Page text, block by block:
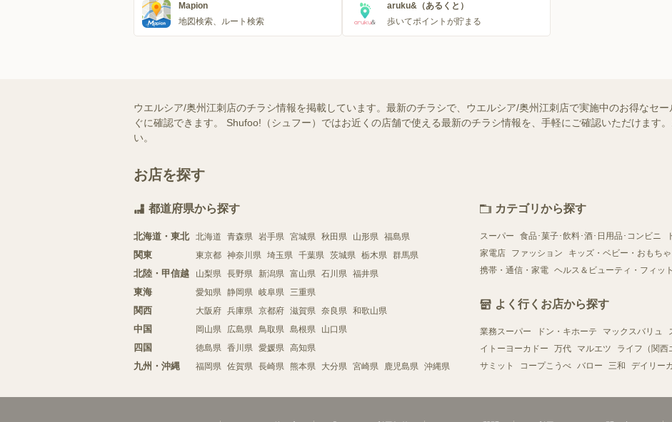
Mapion
地図検索、ルート検索
aruku&（あるくと）
歩いてポイントが貯まる
ウエルシア/奥州江刺店のチラシ情報を掲載しています。最新のチラシで、ウエルシア/奥州江刺店で実施中のお得なセ
ぐに確認できます。 Shufoo!（シュフー）ではお近くの店舗で使える最新のチラシ情報を、手軽にご確認いただけます
い。
お店を探す
都道府県から探す
北海道・東北 北海道 青森県 岩手県 宮城県 秋田県 山形県 福島県
関東 東京都 神奈川県 埼玉県 千葉県 茨城県 栃木県 群馬県
北陸・甲信越 山梨県 長野県 新潟県 富山県 石川県 福井県
東海 愛知県 静岡県 岐阜県 三重県
関西 大阪府 兵庫県 京都府 滋賀県 奈良県 和歌山県
中国 岡山県 広島県 鳥取県 島根県 山口県
四国 徳島県 香川県 愛媛県 高知県
九州・沖縄 福岡県 佐賀県 長崎県 熊本県 大分県 宮崎県 鹿児島県 沖縄県
カテゴリから探す
スーパー 食品･菓子･飲料･酒･日用品･コンビニ
家電店
ファッション キッズ・ベビー・おもちゃ
携帯・通信・家電 ヘルス＆ビューティ・フィッ
よく行くお店から探す
業務スーパー ドン・キホーテ マックスバリュ
イトーヨーカドー
万代 マルエツ ライフ（関西
サミット
コープこうべ バロー 三和 デイリー